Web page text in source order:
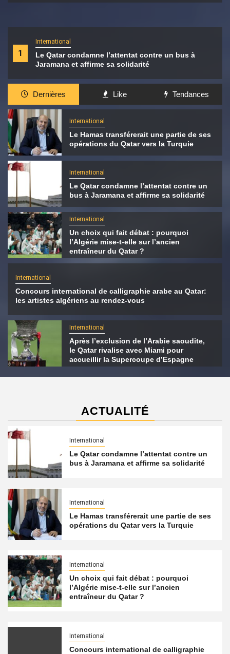
1
International
Le Qatar condamne l’attentat contre un bus à
Jaramana et affirme sa solidarité
Dernières Like Tendances
International
Le Hamas transférerait une partie de ses
opérations du Qatar vers la Turquie
International
Le Qatar condamne l’attentat contre un
bus à Jaramana et affirme sa solidarité
International
Un choix qui fait débat : pourquoi
l’Algérie mise-t-elle sur l’ancien
entraîneur du Qatar ?
International
Concours international de calligraphie arabe au Qatar:
les artistes algériens au rendez-vous
International
Après l’exclusion de l’Arabie saoudite,
le Qatar rivalise avec Miami pour
accueillir la Supercoupe d’Espagne
ACTUALITÉ
International
Le Qatar condamne l’attentat contre un
bus à Jaramana et affirme sa solidarité
International
Le Hamas transférerait une partie de ses
opérations du Qatar vers la Turquie
International
Un choix qui fait débat : pourquoi
l’Algérie mise-t-elle sur l’ancien
entraîneur du Qatar ?
International
Concours international de calligraphie